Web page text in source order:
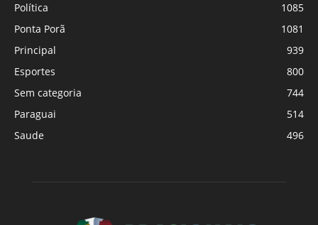
Política
1085
Ponta Porã
1081
Principal
939
Esportes
800
Sem categoria
744
Paraguai
514
Saude
496